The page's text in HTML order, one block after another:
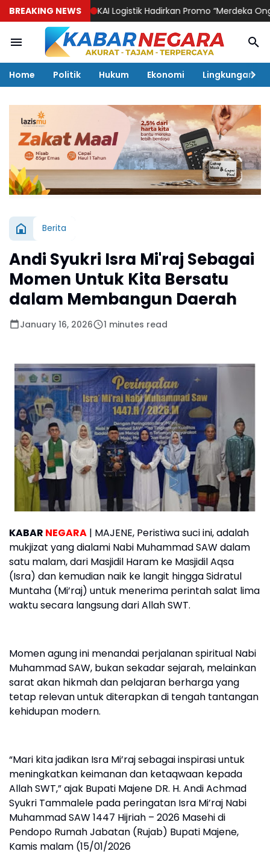
BREAKING NEWSKAI Logistik Hadirkan Promo “Merdeka Ongkir”
Home Politik Hukum Ekonomi Lingkungan
Berita
Andi Syukri Isra Mi'raj Sebagai
Momen Untuk Kita Bersatu
dalam Membangun Daerah
January 16, 2026 1 minutes read
KABAR NEGARA | MAJENE, Peristiwa suci ini, adalah
mukjizat yang dialami Nabi Muhammad SAW dalam
satu malam, dari Masjidil Haram ke Masjidil Aqsa
(Isra) dan kemudian naik ke langit hingga Sidratul
Muntaha (Mi’raj) untuk menerima perintah salat lima
waktu secara langsung dari Allah SWT.
Momen agung ini menandai perjalanan spiritual Nabi
Muhammad SAW, bukan sekadar sejarah, melainkan
sarat akan hikmah dan pelajaran berharga yang
tetap relevan untuk diterapkan di tengah tantangan
kehidupan modern.
“Mari kita jadikan Isra Mi’raj sebagai inspirasi untuk
meningkatkan keimanan dan ketaqwaan kepada
Allah SWT,” ajak Bupati Majene DR. H. Andi Achmad
Syukri Tammalele pada peringatan Isra Mi’raj Nabi
Muhammad SAW 1447 Hijriah – 2026 Masehi di
Pendopo Rumah Jabatan (Rujab) Bupati Majene,
Kamis malam (15/01/2026